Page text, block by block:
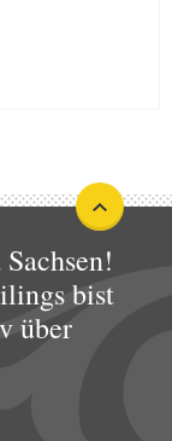
bist
über